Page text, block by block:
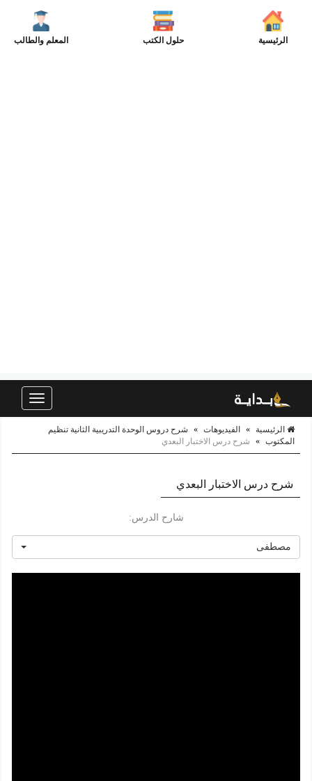
الرئيسية حلول الكتب المعلم والطالب
Toggle
الرئيسية » الفيديوهات »
شرح دروس الوحدة التدريبية الثانية تنظيم
المكتوب » شرح درس الاختبار البعدي
شرح درس الاختبار البعدي
شارح الدرس:
مصطفى